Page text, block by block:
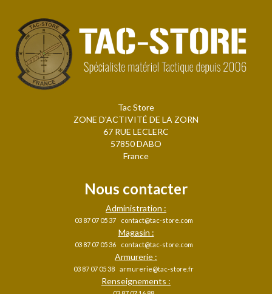
Tac Store
ZONE D'ACTIVITÉ DE LA ZORN
67 RUE LECLERC
57850 DABO
France
Nous contacter
Administration :
03 87 07 05 37 contact@tac-store.com
Magasin :
03 87 07 05 36 contact@tac-store.com
Armurerie :
03 87 07 05 38 armurerie@tac-store.fr
Renseignements :